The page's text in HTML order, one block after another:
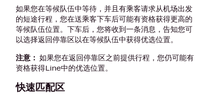
如果您在等候队伍中等待，并且有乘客请求从机场出发
的短途行程，您在送乘客下车后可能有资格获得更高的
等候队伍位置。下车后，您将收到一条消息，告知您可
以选择返回停靠区以在等候队伍中获得优选位置。
注意： 如果您在返回停靠区之前提供行程，您仍可能有
资格获得Line中的优选位置。
快速匹配区